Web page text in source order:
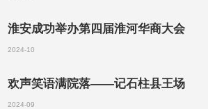
淮安成功举办第四届淮河华商大会
2024-10
欢声笑语满院落——记石柱县王场
2024-09